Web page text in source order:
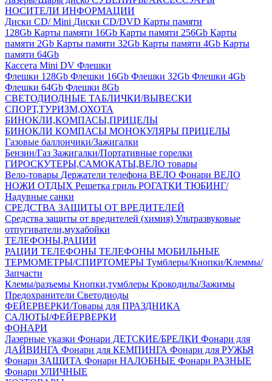
НОСИТЕЛИ ИНФОРМАЦИИ
Диски CD/ Mini Диски CD/DVD Карты памяти
128Gb Карты памяти 16Gb Карты памяти 256Gb Карты
памяти 2Gb Карты памяти 32Gb Карты памяти 4Gb Карты
памяти 64Gb
Кассета Mini DV Флешки
Флешки 128Gb Флешки 16Gb Флешки 32Gb Флешки 4Gb
Флешки 64Gb Флешки 8Gb
СВЕТОДИОДНЫЕ ТАБЛИЧКИ/ВЫВЕСКИ
СПОРТ,ТУРИЗМ,ОХОТА
БИНОКЛИ,КОМПАСЫ,ПРИЦЕЛЫ
БИНОКЛИ КОМПАСЫ МОНОКУЛЯРЫ ПРИЦЕЛЫ
Газовые баллончики/Зажигалки
Бензин/Газ Зажигалки/Портативные горелки
ГИРОСКУТЕРЫ,САМОКАТЫ,ВЕЛО товары
Вело-товары Держатели телефона ВЕЛО Фонари ВЕЛО
НОЖИ ОТДЫХ Решетка гриль РОГАТКИ ТЮБИНГ/
Надувные санки
СРЕДСТВА ЗАЩИТЫ ОТ ВРЕДИТЕЛЕЙ
Средства защиты от вредителей (химия) Ультразвуковые
отпугиватели,мухабойки
ТЕЛЕФОНЫ,РАЦИИ
РАЦИИ ТЕЛЕФОНЫ ТЕЛЕФОНЫ МОБИЛЬНЫЕ
ТЕРМОМЕТРЫ/СПИРТОМЕРЫ Тумблеры/Кнопки/Клеммы/
Запчасти
Клемы/разъемы Кнопки,тумблеры Крокодилы/Зажимы
Предохранители Светодиоды
ФЕЙЕРВЕРКИ/Товары для ПРАЗДНИКА
САЛЮТЫ/ФЕЙЕРВЕРКИ
ФОНАРИ
Лазерные указки Фонари ДЕТСКИЕ/БРЕЛКИ Фонари для
ДАЙВИНГА Фонари для КЕМПИНГА Фонари для РУЖЬЯ
Фонари ЗАЩИТА Фонари НАЛОБНЫЕ Фонари РАЗНЫЕ
Фонари УЛИЧНЫЕ